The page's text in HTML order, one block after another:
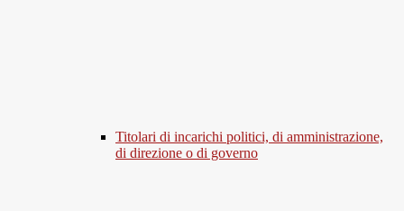
Titolari di incarichi politici, di amministrazione,
di direzione o di governo